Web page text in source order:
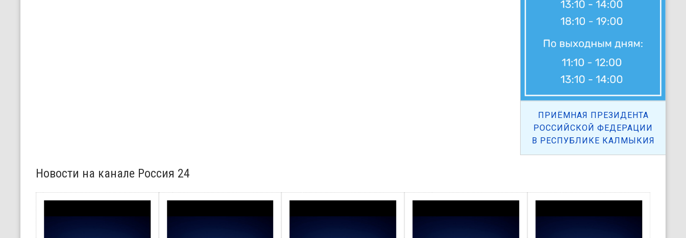
ПРИЁМНАЯ ПРЕЗИДЕНТА
РОССИЙСКОЙ ФЕДЕРАЦИИ
В РЕСПУБЛИКЕ КАЛМЫКИЯ
Новости на канале Россия 24